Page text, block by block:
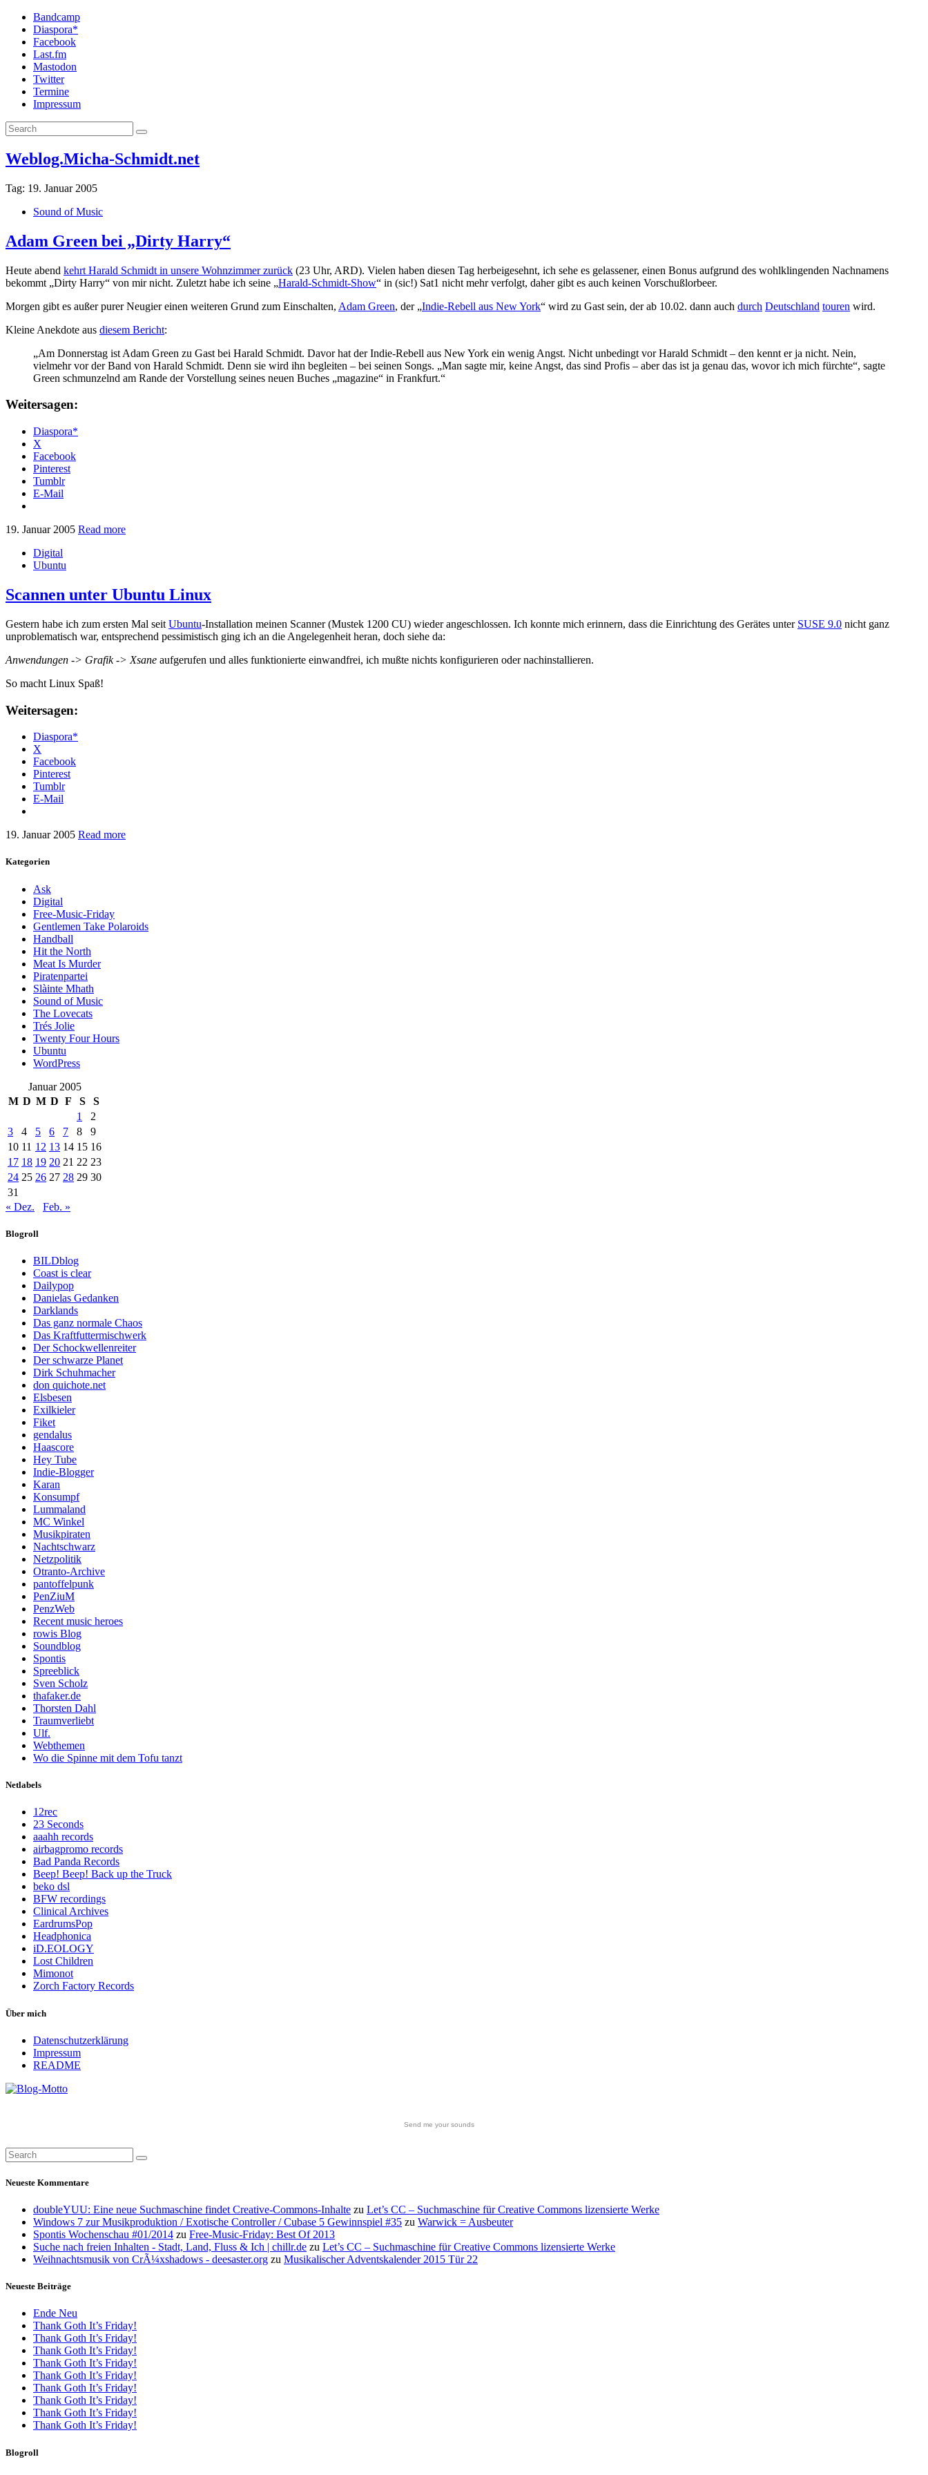
Bandcamp
Diaspora*
Facebook
Last.fm
Mastodon
Twitter
Termine
Impressum
Weblog.Micha-Schmidt.net
Tag: 19. Januar 2005
Sound of Music
Adam Green bei „Dirty Harry“
Heute abend kehrt Harald Schmidt in unsere Wohnzimmer zurück (23 Uhr, ARD). Vielen haben diesen Tag herbeigesehnt, ich sehe es gelassener, einen Bonus aufgrund des wohlklingenden Nachnamens
bekommt „Dirty Harry“ von mir nicht. Zuletzt habe ich seine „Harald-Schmidt-Show“ in (sic!) Sat1 nicht mehr verfolgt, daher gibt es auch keinen Vorschußlorbeer.
Morgen gibt es außer purer Neugier einen weiteren Grund zum Einschalten, Adam Green, der „Indie-Rebell aus New York“ wird zu Gast sein, der ab 10.02. dann auch durch Deutschland touren wird.
Kleine Anekdote aus diesem Bericht:
„Am Donnerstag ist Adam Green zu Gast bei Harald Schmidt. Davor hat der Indie-Rebell aus New York ein wenig Angst. Nicht unbedingt vor Harald Schmidt – den kennt er ja nicht. Nein,
vielmehr vor der Band von Harald Schmidt. Denn sie wird ihn begleiten – bei seinen Songs. „Man sagte mir, keine Angst, das sind Profis – aber das ist ja genau das, wovor ich mich fürchte“, sagte
Green schmunzelnd am Rande der Vorstellung seines neuen Buches „magazine“ in Frankfurt.“
Weitersagen:
Diaspora*
X
Facebook
Pinterest
Tumblr
E-Mail
19. Januar 2005 Read more
Digital
Ubuntu
Scannen unter Ubuntu Linux
Gestern habe ich zum ersten Mal seit Ubuntu-Installation meinen Scanner (Mustek 1200 CU) wieder angeschlossen. Ich konnte mich erinnern, dass die Einrichtung des Gerätes unter SUSE 9.0 nicht ganz
unproblematisch war, entsprechend pessimistisch ging ich an die Angelegenheit heran, doch siehe da:
Anwendungen -> Grafik -> Xsane aufgerufen und alles funktionierte einwandfrei, ich mußte nichts konfigurieren oder nachinstallieren.
So macht Linux Spaß!
Weitersagen:
Diaspora*
X
Facebook
Pinterest
Tumblr
E-Mail
19. Januar 2005 Read more
Kategorien
Ask
Digital
Free-Music-Friday
Gentlemen Take Polaroids
Handball
Hit the North
Meat Is Murder
Piratenpartei
Slàinte Mhath
Sound of Music
The Lovecats
Trés Jolie
Twenty Four Hours
Ubuntu
WordPress
Januar 2005
M D M D F S
S
1
2
3
4 5 6 7 8
9
10 11 12 13 14 15 16
17 18 19 20 21 22 23
24 25 26 27 28 29 30
31
« Dez.
Feb. »
Blogroll
BILDblog
Coast is clear
Dailypop
Danielas Gedanken
Darklands
Das ganz normale Chaos
Das Kraftfuttermischwerk
Der Schockwellenreiter
Der schwarze Planet
Dirk Schuhmacher
don quichote.net
Elsbesen
Exilkieler
Fiket
gendalus
Haascore
Hey Tube
Indie-Blogger
Karan
Konsumpf
Lummaland
MC Winkel
Musikpiraten
Nachtschwarz
Netzpolitik
Otranto-Archive
pantoffelpunk
PenZiuM
PenzWeb
Recent music heroes
rowis Blog
Soundblog
Spontis
Spreeblick
Sven Scholz
thafaker.de
Thorsten Dahl
Traumverliebt
Ulf.
Webthemen
Wo die Spinne mit dem Tofu tanzt
Netlabels
12rec
23 Seconds
aaahh records
airbagpromo records
Bad Panda Records
Beep! Beep! Back up the Truck
beko dsl
BFW recordings
Clinical Archives
EardrumsPop
Headphonica
iD.EOLOGY
Lost Children
Mimonot
Zorch Factory Records
Über mich
Datenschutzerklärung
Impressum
README
Send me your sounds
Neueste Kommentare
doubleYUU: Eine neue Suchmaschine findet Creative-Commons-Inhalte zu Let’s CC – Suchmaschine für Creative Commons lizensierte Werke
Windows 7 zur Musikproduktion / Exotische Controller / Cubase 5 Gewinnspiel #35 zu Warwick = Ausbeuter
Spontis Wochenschau #01/2014 zu Free-Music-Friday: Best Of 2013
Suche nach freien Inhalten - Stadt, Land, Fluss & Ich | chillr.de zu Let’s CC – Suchmaschine für Creative Commons lizensierte Werke
Weihnachtsmusik von CrÃ¼xshadows - deesaster.org zu Musikalischer Adventskalender 2015 Tür 22
Neueste Beiträge
Ende Neu
Thank Goth It’s Friday!
Thank Goth It’s Friday!
Thank Goth It’s Friday!
Thank Goth It’s Friday!
Thank Goth It’s Friday!
Thank Goth It’s Friday!
Thank Goth It’s Friday!
Thank Goth It’s Friday!
Thank Goth It’s Friday!
Blogroll